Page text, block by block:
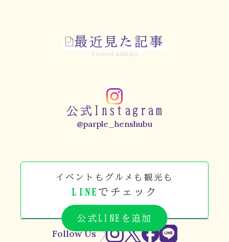
最近見た記事
Viewed Articles
公式Instagram
@parple_henshubu
イベントもグルメも観光も
LINE でチェック
公式LINEを追加
Follow Us